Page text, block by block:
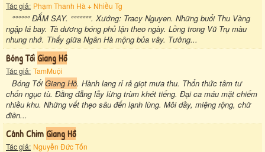
Tác giả: Phạm Thanh Hà + Nhiều Tg
°°°°°° ĐẮM SAY. °°°°°°°. Xướng: Tracy Nguyen. Những buổi Thu Vàng
ngập lá bay. Tà dương bóng phủ lặn theo ngày. Lồng trong Vũ Trụ màu
nhung nhớ. Thấy giữa Ngân Hà mộng bủa vây. Tưởng...
Bóng TốiGiang Hồ
Tác giả: TamMuội
Bóng TốiGiang Hồ. Hành lang rỉ rả giọt mưa thu. Thổn thức tâm tư
chốn ngục tù. Đằng đẵng lẫy lừng trùm khét tiếng. Đại ca máu mặt chiếm
nhiều khu. Những vết thẹo sâu đến lạnh lùng. Môi dầy, miệng rộng, chữ
điền...
Cánh ChimGiang Hồ
Tác giả: Nguyễn Đức Tốn